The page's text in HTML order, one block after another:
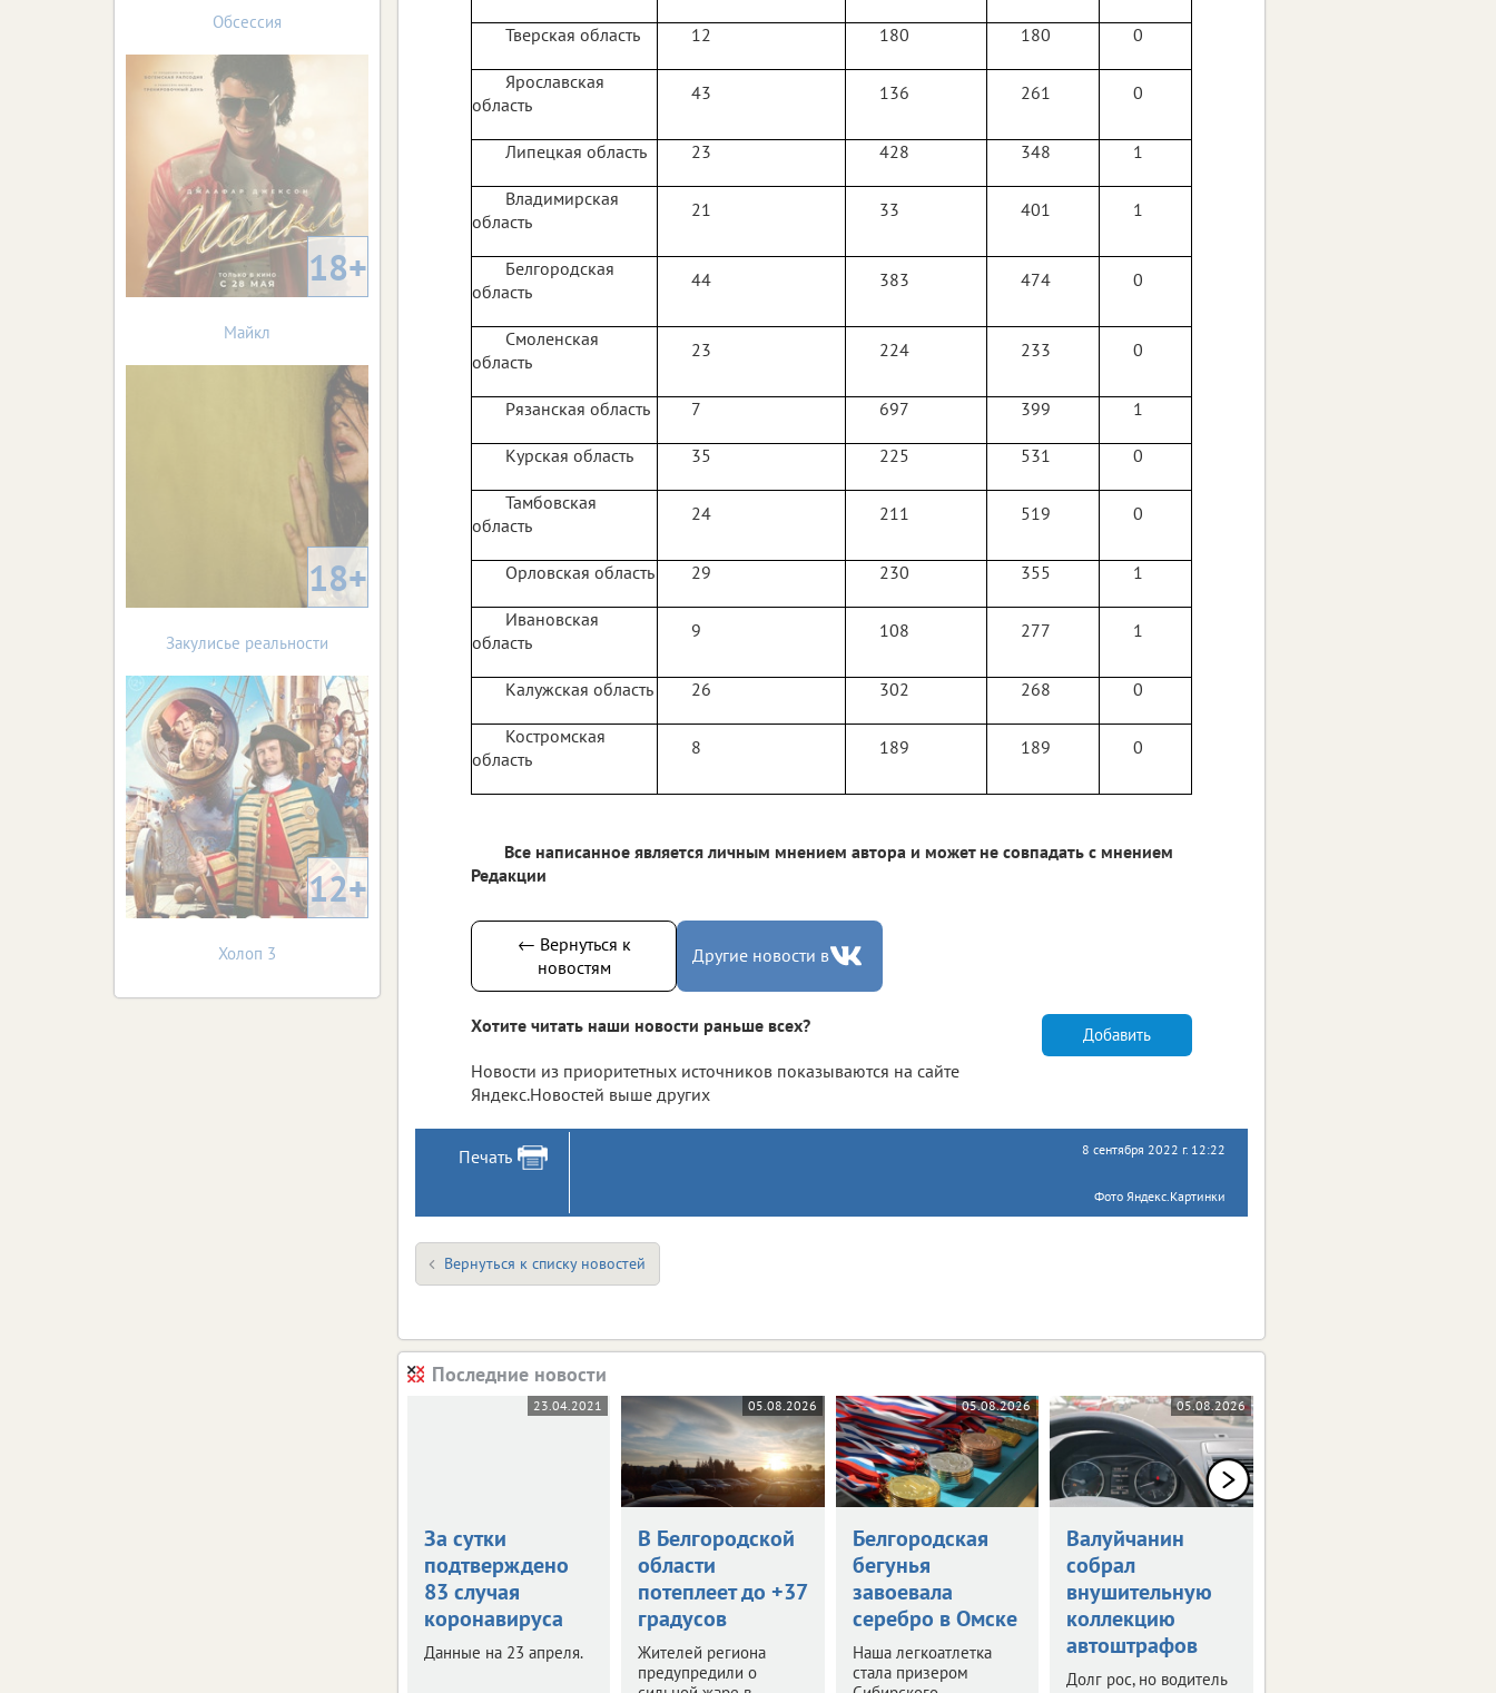
Тверская область 12 180 180 0
Ярославская
область
43 136 261 0
Липецкая область 23 428 348 1
Владимирская
область
21 33 401 1
Белгородская
область
44 383 474 0
Смоленская
область
23 224 233 0
Рязанская область 7 697 399 1
Курская область 35 225 531 0
Тамбовская
область
24 211 519 0
Орловская область 29 230 355 1
Ивановская
область
9 108 277 1
Калужская область 26 302 268 0
Костромская
область
8 189 189 0
Все написанное является личным мнением автора и может не совпадать с мнением
Редакции
← Вернуться к
новостям
Другие новости в
Хотите читать наши новости раньше всех?
Новости из приоритетных источников показываются на сайте
Яндекс.Новостей выше других
Добавить
Печать 8 сентября 2022 г. 12:22
Фото Яндекс.Картинки
Вернуться к списку новостей
Последние новости
23.04.2021
За сутки
подтверждено
83 случая
коронавируса
Данные на 23 апреля.
05.08.2026
В Белгородской
области
потеплеет до +37
градусов
Жителей региона
предупредили о
05.08.2026
Белгородская
бегунья
завоевала
серебро в Омске
Наша легкоатлетка
стала призером
05.08.2026
Валуйчанин
собрал
внушительную
коллекцию
автоштрафов
Долг рос, но водитель
Обсессия
18+
Майкл
18+
Закулисье реальности
12+
Холоп 3